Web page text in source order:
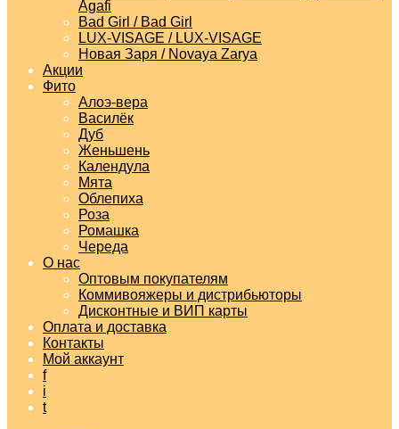
Agafi
Bad Girl / Bad Girl
LUX-VISAGE / LUX-VISAGE
Новая Заря / Novaya Zarya
Акции
Фито
Алоэ-вера
Василёк
Дуб
Женьшень
Календула
Мята
Облепиха
Роза
Ромашка
Череда
О нас
Оптовым покупателям
Коммивояжеры и дистрибьюторы
Дисконтные и ВИП карты
Оплата и доставка
Контакты
Мой аккаунт
f
i
t